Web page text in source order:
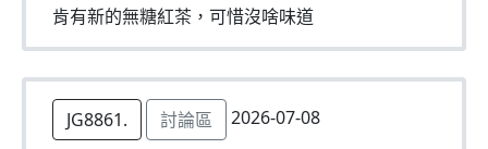
肯有新的無糖紅茶，可惜沒啥味道
JG8861. 討論區
2026-07-08